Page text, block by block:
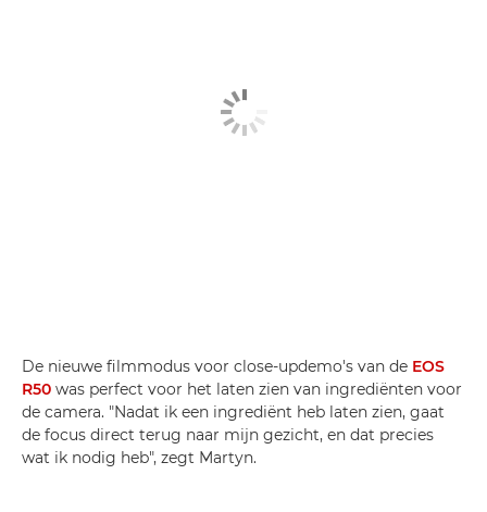
De nieuwe filmmodus voor close-updemo's van de EOS
R50 was perfect voor het laten zien van ingrediënten voor
de camera. "Nadat ik een ingrediënt heb laten zien, gaat
de focus direct terug naar mijn gezicht, en dat precies
wat ik nodig heb", zegt Martyn.